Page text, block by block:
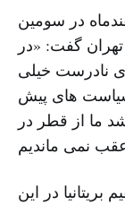
در سومین
بین‌المللی ایران ۱۴۰۴ در تهران گفت: «در
نادرست خیلی
سیاست های پیش
ما از قطر در
در این